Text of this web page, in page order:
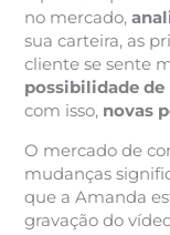
no mercado,
sua carteira, as
cliente se sente
possibilidade
com isso, novas
O mercado de
mudanças
que a Amanda
gravação do